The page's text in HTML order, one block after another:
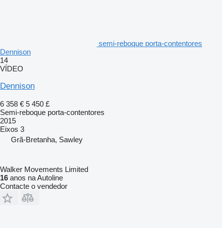
semi-reboque porta-contentores
Dennison
14
VÍDEO
Dennison
6 358 € 5 450 £
Semi-reboque porta-contentores
2015
Eixos 3
Grã-Bretanha, Sawley
Walker Movements Limited
16 anos na Autoline
Contacte o vendedor